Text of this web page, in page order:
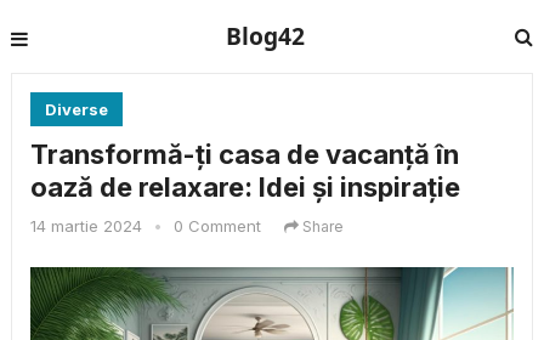
Blog42
Diverse
Transformă-ți casa de vacanță în
oază de relaxare: Idei și inspirație
14 martie 2024 • 0 Comment Share